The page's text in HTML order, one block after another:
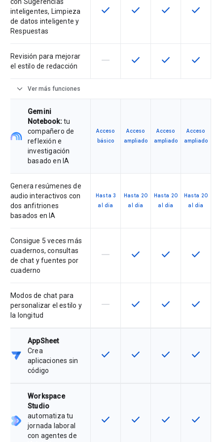
con Sugerencias
inteligentes, Limpieza
de datos inteligente y
Respuestas
Esta función está disponible para
check Esta función está
check Esta función
check Esta
check
Revisión para mejorar
el estilo de redacción
Esta función no es compatible con
horizontal_rule Esta función está
check Esta función
check Esta
check
expand_more Ver más funciones
Gemini
Notebook:tu
compañero de
reflexión e
investigación
basado en IA
Acceso
básico
Acceso
ampliado
Acceso
ampliado
Acceso
ampliado
Genera resúmenes de
audio interactivos con
dos anfitriones
basados en IA
Hasta 3
al día
Hasta 20
al día
Hasta 20
al día
Hasta 20
al día
Consigue 5 veces más
cuadernos, consultas
de chat y fuentes por
cuaderno
Esta función no es compatible con
horizontal_rule Esta función está
check Esta función
check Esta
check
Modos de chat para
personalizar el estilo y
la longitud
Esta función no es compatible con
horizontal_rule Esta función está
check Esta función
check Esta
check
AppSheet
Crea
aplicaciones sin
código
Esta función está disponible para
check Esta función está
check Esta función
check Esta
check
Workspace
Studio
automatiza tu
jornada laboral
con agentes de
Esta función está disponible para
check Esta función está
check Esta función
check Esta
check